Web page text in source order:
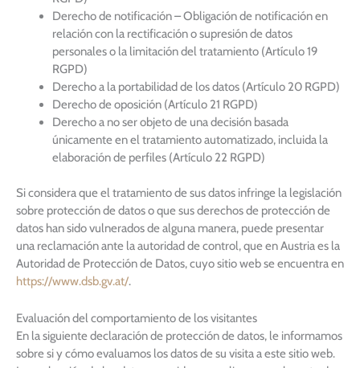
Derecho de notificación – Obligación de notificación en
relación con la rectificación o supresión de datos
personales o la limitación del tratamiento (Artículo 19
RGPD)
Derecho a la portabilidad de los datos (Artículo 20 RGPD)
Derecho de oposición (Artículo 21 RGPD)
Derecho a no ser objeto de una decisión basada
únicamente en el tratamiento automatizado, incluida la
elaboración de perfiles (Artículo 22 RGPD)
Si considera que el tratamiento de sus datos infringe la legislación
sobre protección de datos o que sus derechos de protección de
datos han sido vulnerados de alguna manera, puede presentar
una reclamación ante la autoridad de control, que en Austria es la
Autoridad de Protección de Datos, cuyo sitio web se encuentra en
https://www.dsb.gv.at/.
Evaluación del comportamiento de los visitantes
En la siguiente declaración de protección de datos, le informamos
sobre si y cómo evaluamos los datos de su visita a este sitio web.